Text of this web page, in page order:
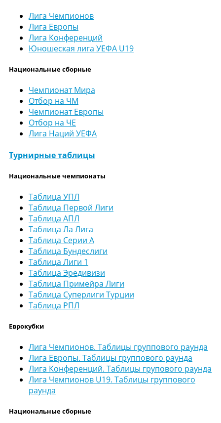
Лига Чемпионов
Лига Европы
Лига Конференций
Юношеская лига УЕФА U19
Национальные сборные
Чемпионат Мира
Отбор на ЧМ
Чемпионат Европы
Отбор на ЧЕ
Лига Наций УЕФА
Турнирные таблицы
Национальные чемпионаты
Таблица УПЛ
Таблица Первой Лиги
Таблица АПЛ
Таблица Ла Лига
Таблица Серии А
Таблица Бундеслиги
Таблица Лиги 1
Таблица Эредивизи
Таблица Примейра Лиги
Таблица Суперлиги Турции
Таблица РПЛ
Еврокубки
Лига Чемпионов. Таблицы группового раунда
Лига Европы. Таблицы группового раунда
Лига Конференций. Таблицы групового раунда
Лига Чемпионов U19. Таблицы группового
раунда
Национальные сборные